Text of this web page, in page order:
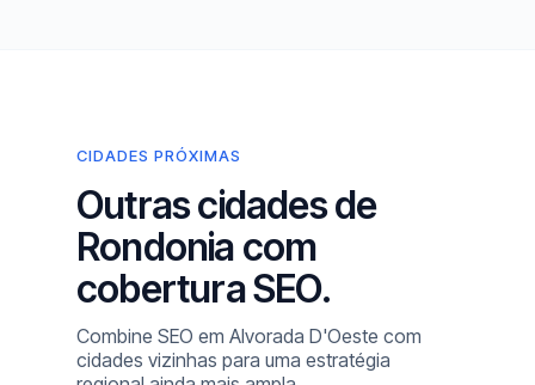
CIDADES PRÓXIMAS
Outras cidades de
Rondonia com
cobertura SEO.
Combine SEO em Alvorada D'Oeste com
cidades vizinhas para uma estratégia